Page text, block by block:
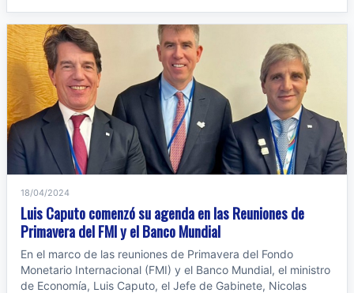
18/04/2024
Luis Caputo comenzó su agenda en las Reuniones de
Primavera del FMI y el Banco Mundial
En el marco de las reuniones de Primavera del Fondo
Monetario Internacional (FMI) y el Banco Mundial, el ministro
de Economía, Luis Caputo, el Jefe de Gabinete, Nicolas